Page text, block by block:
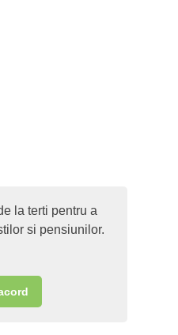
la terti pentru a
si pensiunilor.